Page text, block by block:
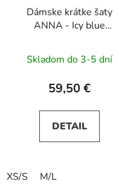
Dámske krátke šaty
ANNA - Icy blue
Skladom do 3-5 dní
59,50 €
DETAIL
XS/S M/L